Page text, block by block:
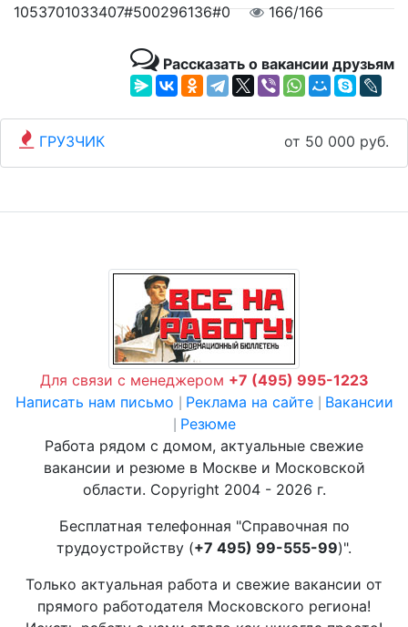
1053701033407#500296136#0
166/166
Рассказать о вакансии друзьям
ГРУЗЧИК от 50 000 руб.
Для связи с менеджером +7 (495) 995-1223
Написать нам письмо
Реклама на сайте Вакансии
Резюме
Работа рядом с домом, актуальные свежие
вакансии и резюме в Москве и Московской
области. Copyright 2004 - 2026 г.
Бесплатная телефонная "Справочная по
трудоустройству (+7 495) 99-555-99)".
Только актуальная работа и свежие вакансии от
прямого работодателя Московского региона!